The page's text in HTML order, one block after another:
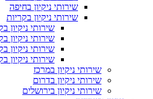
שירותי ניקיון בחיפה
שירותי ניקיון בקריות
שירותי ניקיון
שירותי ניקיון
שירותי ניקיון
שירותי ניקיון
שירותי ניקיון במרכז
שירותי ניקיון בדרום
שירותי ניקיון בירושלים